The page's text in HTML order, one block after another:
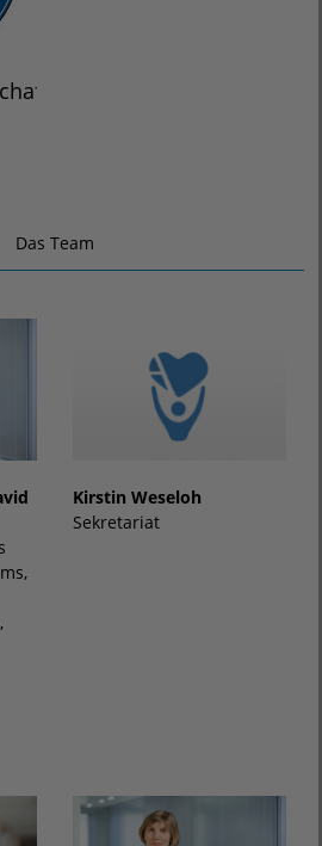
Das Team
Kirstin Weseloh
Sekretariat